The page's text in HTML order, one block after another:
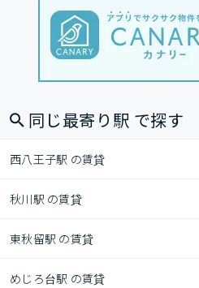
同じ最寄り駅 で探す
西八王子駅 の賃貸
秋川駅 の賃貸
東秋留駅 の賃貸
めじろ台駅 の賃貸